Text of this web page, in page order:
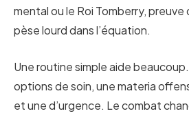
mental ou le Roi Tomberry, preuve
pèse lourd dans l’équation.
Une routine simple aide
options de soin, une materia
et une d’urgence. Le combat